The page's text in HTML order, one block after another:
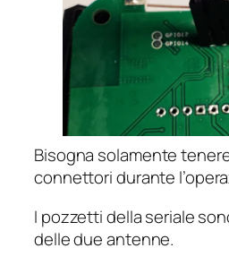
Bisogna solamente
connettori durante
I pozzetti della seriale
delle due antenne.